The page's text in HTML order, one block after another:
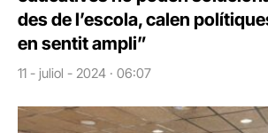
des de l’escola, calen
en sentit ampli”
11 - juliol - 2024 · 06:07